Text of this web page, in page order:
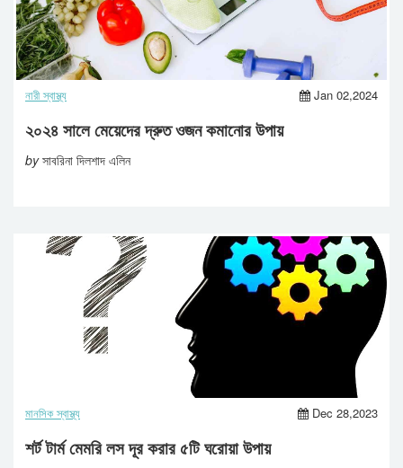
নারী স্বাস্থ্য Jan 02,2024
২০২৪ সালে মেয়েদের দ্রুত ওজন কমানোর উপায়
byসাবরিনা দিলশাদ এলিন
মানসিক স্বাস্থ্য Dec 28,2023
শর্ট টার্ম মেমরি লস দূর করার ৫টি ঘরোয়া উপায়